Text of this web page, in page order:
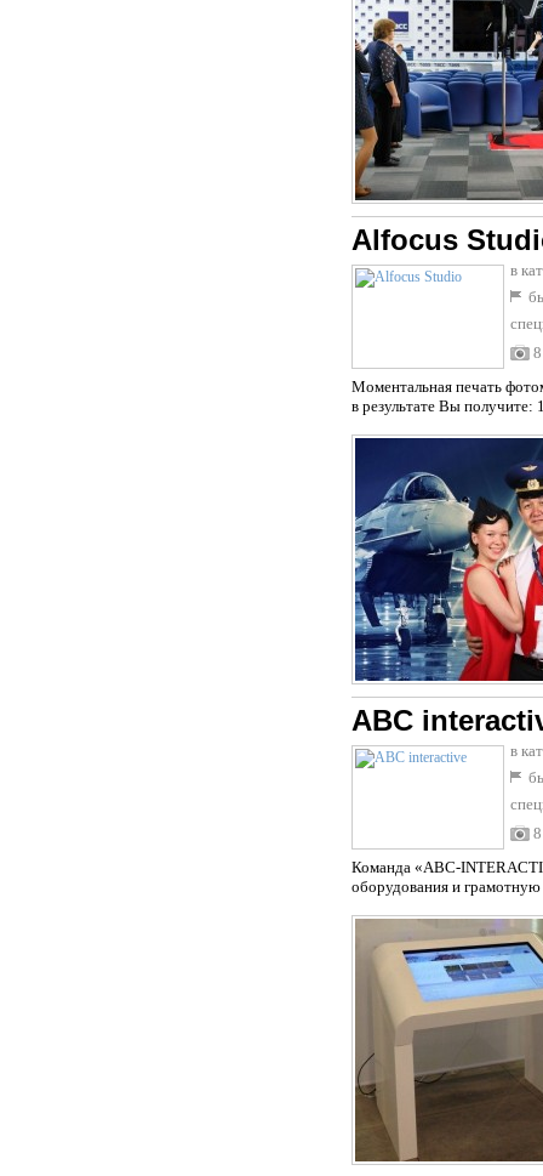
Alfocus
в
8
Моментальная печать
в результате Вы
ABC
в
8
Команда «ABC-
оборудования и